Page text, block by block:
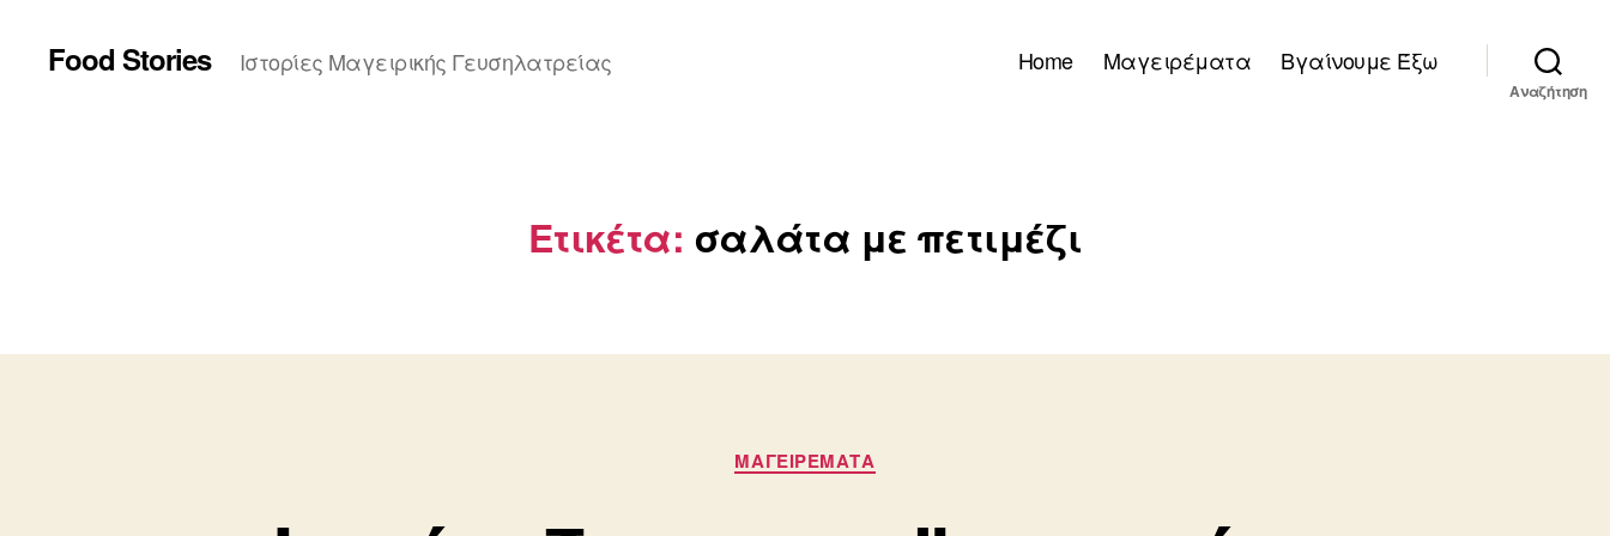
Food Stories Ιστορίες Μαγειρικής Γευσηλατρείας Home Μαγειρέματα Βγαίνουμε Έξω
Αναζήτηση
Ετικέτα: σαλάτα με πετιμέζι
Κατηγορίες
ΜΑΓΕΙΡΕΜΑΤΑ